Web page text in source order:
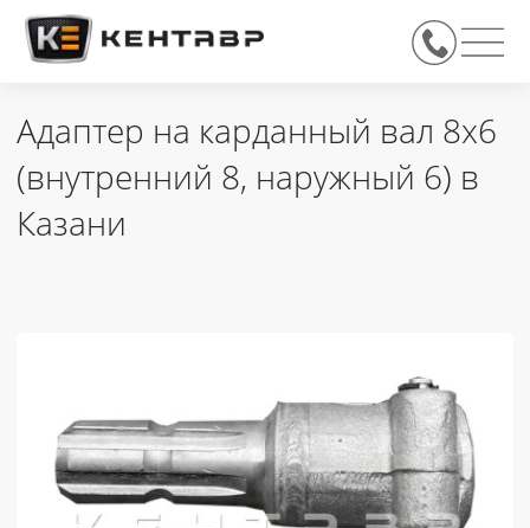
Адаптер на карданный вал 8х6
(внутренний 8, наружный 6) в
Казани